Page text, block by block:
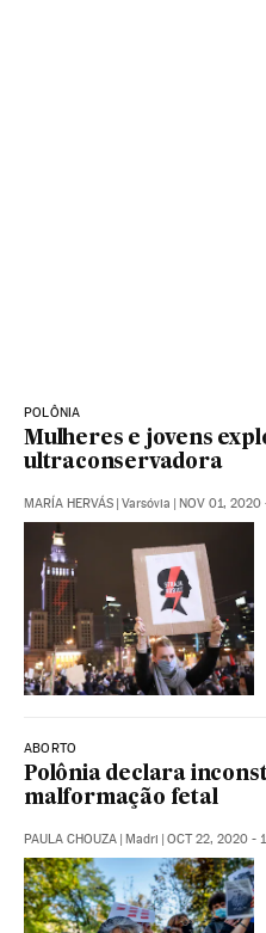
POLÔNIA
Mulheres e jovens
ultraconservadora
MARÍA HERVÁS | Varsóvia | NOV 01, 2020
ABORTO
Polônia declara
malformação fetal
PAULA CHOUZA | Madri | OCT 22, 2020 -